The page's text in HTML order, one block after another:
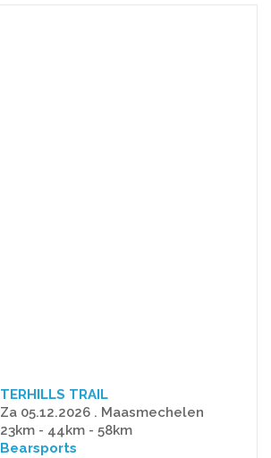
TERHILLS TRAIL
Za 05.12.2026 . Maasmechelen
23km - 44km - 58km
Bearsports